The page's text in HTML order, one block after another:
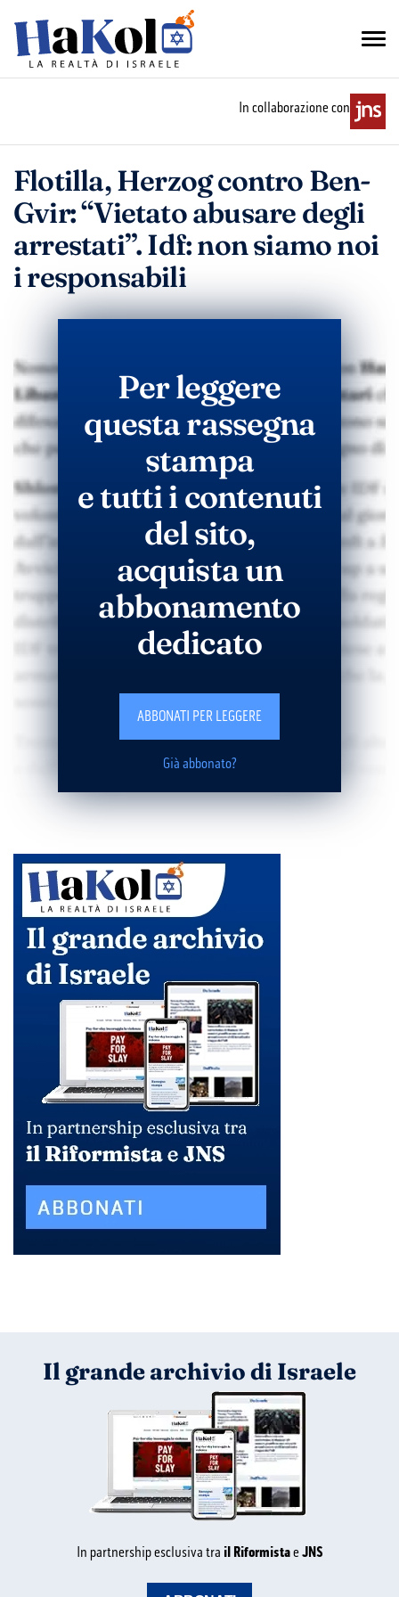
In collaborazione con
Flotilla, Herzog contro Ben-
Gvir: “Vietato abusare degli
arrestati”. Idf: non siamo noi
i responsabili
Per leggere
questa rassegna
stampa
e tutti i contenuti
del sito,
acquista un
abbonamento
dedicato
ABBONATI PER LEGGERE
Già abbonato?
Il grande archivio di Israele
In partnership esclusiva tra il RiformistaeJNS